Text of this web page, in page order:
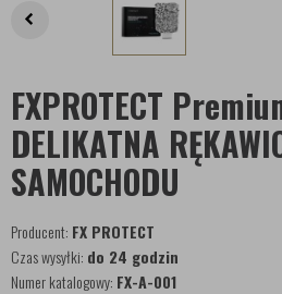
FXPROTECT
DELIKATNA
SAMOCHODU
Producent: FX PROTECT
Czas wysyłki: do 24 godzin
Numer katalogowy: FX-A-001